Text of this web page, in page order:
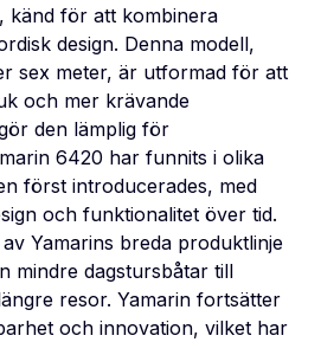
känd för att kombinera
design. Denna modell,
sex meter, är utformad för att
och mer krävande
den lämplig för
6420 har funnits i olika
först introducerades, med
och funktionalitet över tid.
Yamarins breda produktlinje
mindre dagstursbåtar till
resor. Yamarin fortsätter
och innovation, vilket har